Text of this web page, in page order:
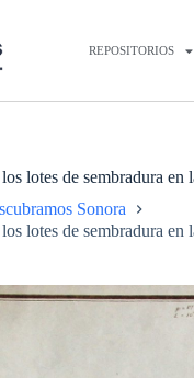
REPOSITORIOS
lotes de sembradura
Sonora
lotes de sembradura